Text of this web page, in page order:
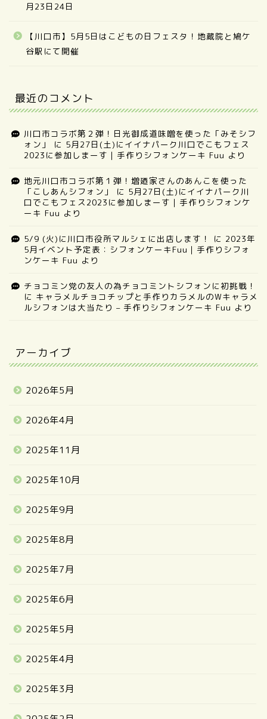
月23日24日
【川口市】5月5日はこどもの日フェスタ！地蔵院と鳩ケ
谷駅にて開催
最近のコメント
川口市コラボ第２弾！日光御成道味噌を使った「みそシフ
ォン」
に 5月27日(土)にイイナパーク川口でこもフェス
2023に参加しまーす｜手作りシフォンケーキ Fuu より
地元川口市コラボ第１弾！増廼家さんのあんこを使った
「こしあんシフォン」
に 5月27日(土)にイイナパーク川
口でこもフェス2023に参加しまーす｜手作りシフォンケ
ーキ Fuu より
5/9 (火)に川口市役所マルシェに出店します！ に 2023年
5月イベント予定表：シフォンケーキFuu｜手作りシフォ
ンケーキ Fuu より
チョコミン党の友人の為チョコミントシフォンに初挑戦！
に キャラメルチョコチップと手作りカラメルのWキャラメ
ルシフォンは大当たり – 手作りシフォンケーキ Fuu より
アーカイブ
2026年5月
2026年4月
2025年11月
2025年10月
2025年9月
2025年8月
2025年7月
2025年6月
2025年5月
2025年4月
2025年3月